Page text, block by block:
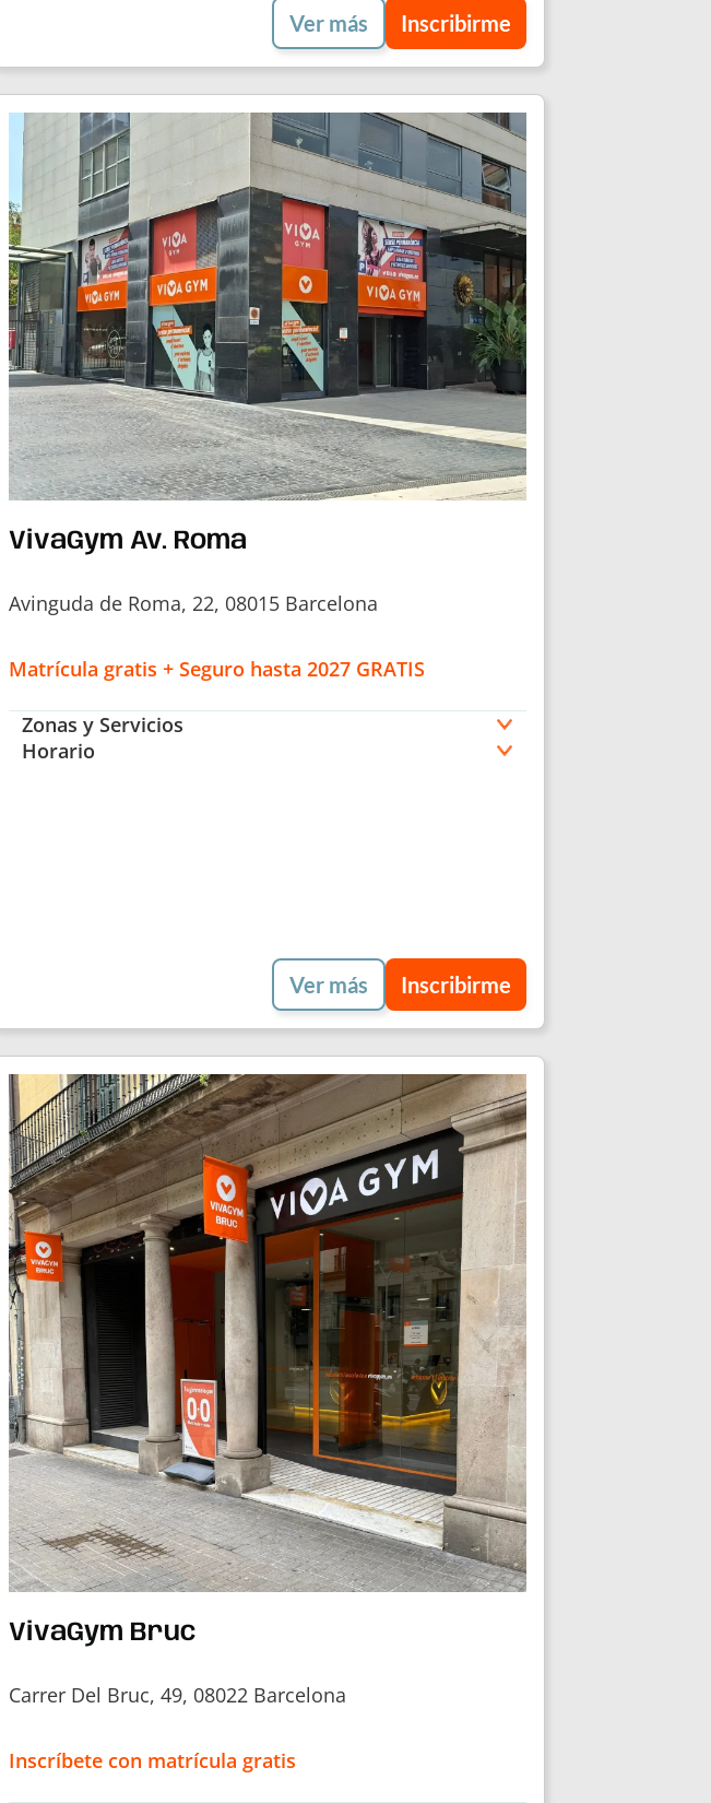
Ver más Inscribirme
VivaGym Av. Roma
Avinguda de Roma, 22, 08015 Barcelona
Matrícula gratis + Seguro hasta 2027 GRATIS
Zonas y Servicios
Horario
Ver más Inscribirme
VivaGym Bruc
Carrer Del Bruc, 49, 08022 Barcelona
Inscríbete con matrícula gratis